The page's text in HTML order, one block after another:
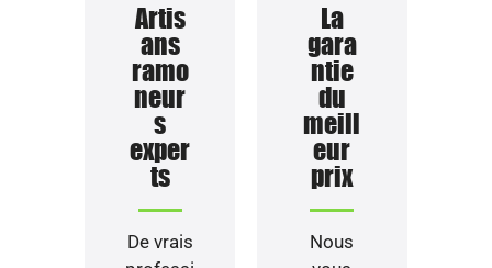
Artis
ans
ramo
neur
s
exper
ts
De vrais
La
gara
ntie
du
meill
eur
prix
Nous